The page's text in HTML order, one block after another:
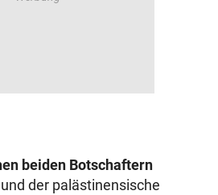
beiden Botschaftern
der palästinensische